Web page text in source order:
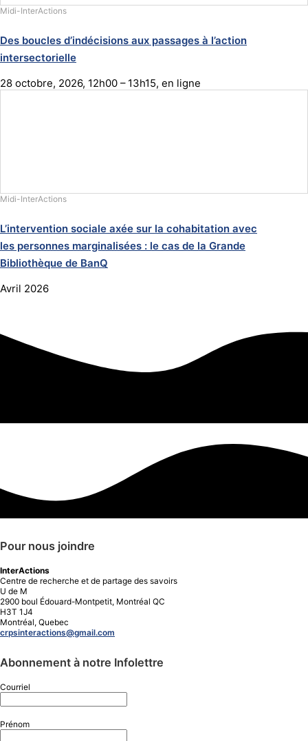
Midi-InterActions
Des boucles d’indécisions aux passages à l’action
intersectorielle
28 octobre, 2026, 12h00 – 13h15, en ligne
Midi-InterActions
L’intervention sociale axée sur la cohabitation avec
les personnes marginalisées : le cas de la Grande
Bibliothèque de BanQ
Avril 2026
Pour nous joindre
InterActions
Centre de recherche et de partage des savoirs
U de M
2900 boul Édouard-Montpetit, Montréal QC
H3T 1J4
Montréal, Quebec
crpsinteractions@gmail.com
Abonnement à notre Infolettre
Courriel
Prénom